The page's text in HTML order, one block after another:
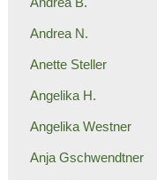
Andrea N.
Anette Steller
Angelika H.
Angelika Westner
Anja Gschwendtner